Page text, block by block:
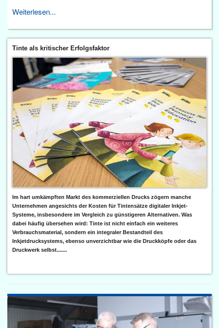
Weiterlesen...
Tinte als kritischer Erfolgsfaktor
Im hart umkämpften Markt des kommerziellen Drucks zögern manche
Unternehmen angesichts der Kosten für Tintensätze digitaler Inkjet-
Systeme, insbesondere im Vergleich zu günstigeren Alternativen. Was
dabei häufig übersehen wird: Tinte ist nicht einfach ein weiteres
Verbrauchsmaterial, sondern ein integraler Bestandteil des
Inkjetdrucksystems, ebenso unverzichtbar wie die Druckköpfe oder das
Druckwerk selbst.......